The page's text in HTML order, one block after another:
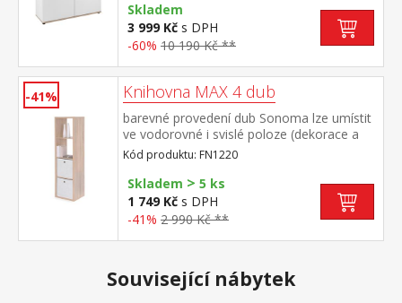
Skladem
3 999 Kč s DPH
-60% 10 190 Kč **
-41% Knihovna MAX 4 dub
barevné provedení dub Sonoma lze umístit
ve vodorovné i svislé poloze (dekorace a
skládací úložné boxy nejsou v ceně)
Kód produktu: FN1220
Skladem > 5 ks
1 749 Kč s DPH
-41% 2 990 Kč **
Související nábytek